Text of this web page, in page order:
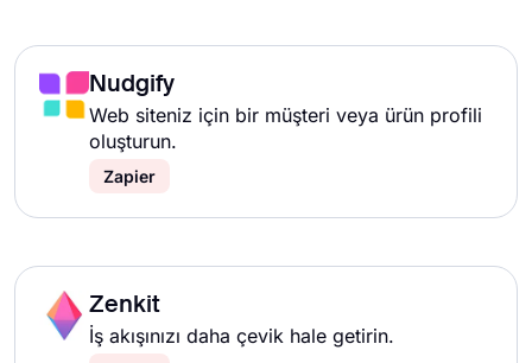
Nudgify
Web siteniz için bir müşteri veya ürün profili
oluşturun.
Zapier
Zenkit
İş akışınızı daha çevik hale getirin.